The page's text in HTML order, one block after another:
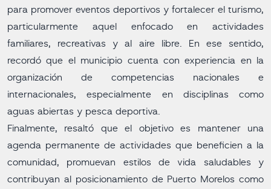
para promover eventos deportivos y fortalecer el turismo,
particularmente aquel enfocado en actividades
familiares, recreativas y al aire libre. En ese sentido,
recordó que el municipio cuenta con experiencia en la
organización de competencias nacionales e
internacionales, especialmente en disciplinas como
aguas abiertas y pesca deportiva.
Finalmente, resaltó que el objetivo es mantener una
agenda permanente de actividades que beneficien a la
comunidad, promuevan estilos de vida saludables y
contribuyan al posicionamiento de Puerto Morelos como